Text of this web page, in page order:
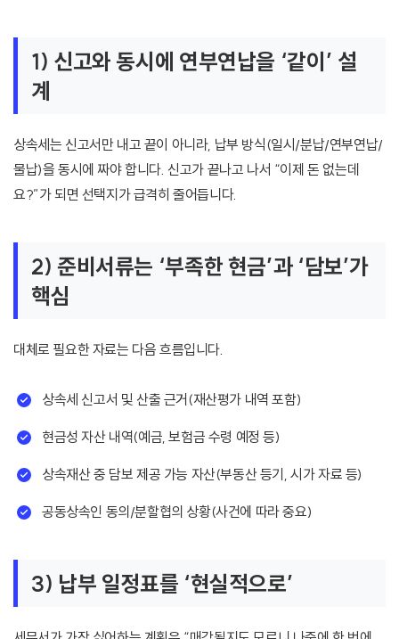
1) 신고와 동시에 연부연납을 ‘같이’ 설
계
상속세는 신고서만 내고 끝이 아니라, 납부 방식(일시/분납/연부연납/
물납)을 동시에 짜야 합니다. 신고가 끝나고 나서 “이제 돈 없는데
요?”가 되면 선택지가 급격히 줄어듭니다.
2) 준비서류는 ‘부족한 현금’과 ‘담보’가
핵심
대체로 필요한 자료는 다음 흐름입니다.
상속세 신고서 및 산출 근거(재산평가 내역 포함)
현금성 자산 내역(예금, 보험금 수령 예정 등)
상속재산 중 담보 제공 가능 자산(부동산 등기, 시가 자료 등)
공동상속인 동의/분할협의 상황(사건에 따라 중요)
3) 납부 일정표를 ‘현실적으로’